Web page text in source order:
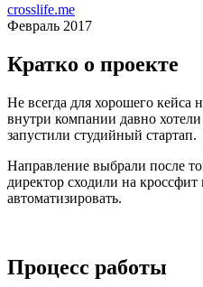
crosslife.me
Февраль 2017
Кратко о проекте
Не всегда для хорошего
внутри компании давно
запустили студийный стартап.
Направление выбрали после
директор сходили на кроссфит
автоматизировать.
Процесс работы